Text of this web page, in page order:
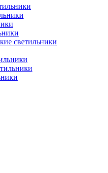
светильники